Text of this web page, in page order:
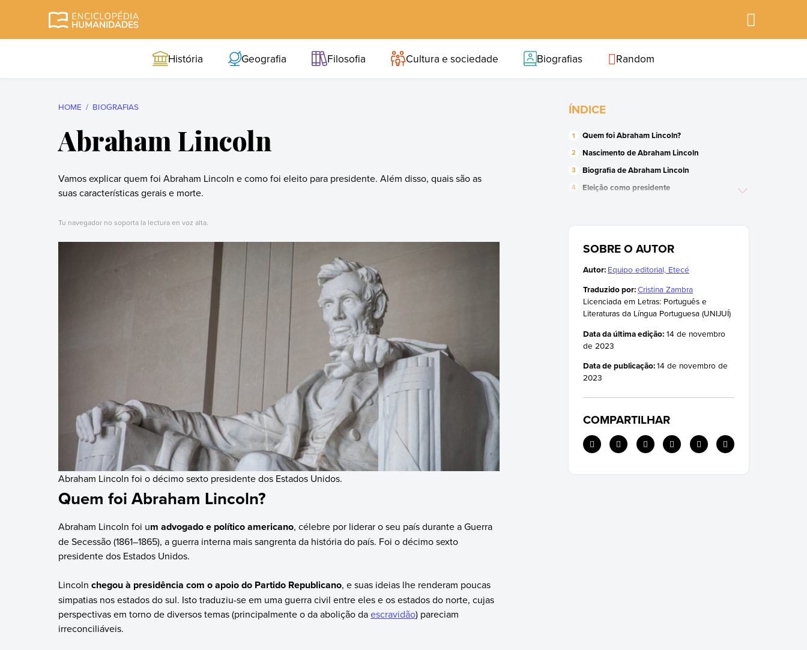
História Geografia Filosofia Cultura e sociedade Biografias Random
HOME BIOGRAFIAS
Abraham Lincoln
Vamos explicar quem foi Abraham Lincoln e como foi eleito para presidente. Além disso, quais são as
suas características gerais e morte.
Tu navegador no soporta la lectura en voz alta.
Abraham Lincoln foi o décimo sexto presidente dos Estados Unidos.
Quem foi Abraham Lincoln?
Abraham Lincoln foi um advogado e político americano, célebre por liderar o seu país durante a Guerra
de Secessão (1861–1865), a guerra interna mais sangrenta da história do país. Foi o décimo sexto
presidente dos Estados Unidos.
Lincoln chegou à presidência com o apoio do Partido Republicano, e suas ideias lhe renderam poucas
simpatias nos estados do sul. Isto traduziu-se em uma guerra civil entre eles e os estados do norte, cujas
perspectivas em torno de diversos temas (principalmente o da abolição daescravidão) pareciam
irreconciliáveis.
ÍNDICE
Quem foi Abraham Lincoln?
Nascimento de Abraham Lincoln
Biografia de Abraham Lincoln
Eleição como presidente
Como Abraham Lincoln morreu?
Monumentos e reconhecimentos a
Abraham Lincoln
Frases de Abraham Lincoln
SOBRE O AUTOR
Autor: Equipo editorial, Etecé
Traduzido por:Cristina Zambra
Licenciada em Letras: Português e
Literaturas da Língua Portuguesa (UNIJUÍ)
Data da última edição: 14 de novembro
de 2023
Data de publicação:14 de novembro de
2023
COMPARTILHAR